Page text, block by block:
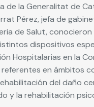
de la Generalitat de
Pérez, jefa de
de Salut,
dispositivos
Hospitalarias en la
referentes en ámbitos
del daño
y la rehabilitación